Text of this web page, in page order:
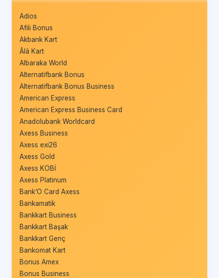
Adios
Afili Bonus
Akbank Kart
Âlâ Kart
Albaraka World
Alternatifbank Bonus
Alternatifbank Bonus Business
American Express
American Express Business Card
Anadolubank Worldcard
Axess Business
Axess exi26
Axess Gold
Axess KOBİ
Axess Platinum
Bank’O Card Axess
Bankamatik
Bankkart Business
Bankkart Başak
Bankkart Genç
Bankomat Kart
Bonus Amex
Bonus Business